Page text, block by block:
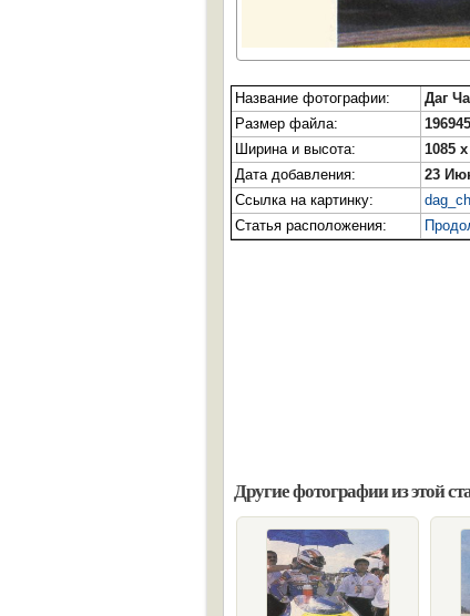
Название фотографии:
Даг
Размер файла:
196945
Ширина и высота:
1085
Дата добавления:
23
Ссылка на картинку:
Статья расположения:
Другие фотографии из этой